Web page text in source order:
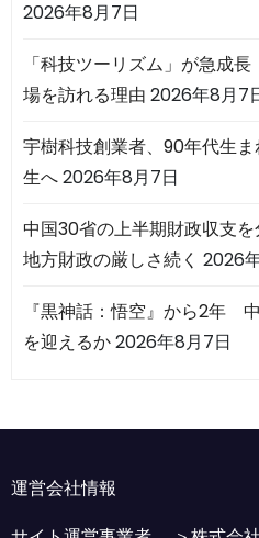
2026年8月7日
「科技ツーリズム」が急成
場を訪れる理由 2026年8月7
宇樹科技創業者、90年代生
生へ2026年8月7日
中国30省の上半期財政収支
地方財政の厳しさ続く 2026
『黒神話：悟空』から2年
を迎えるか2026年8月7日
運営会社情報